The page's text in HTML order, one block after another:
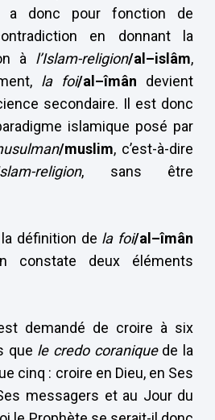
a donc pour fonction de
en donnant la
à l’Islam-religion/al–islâm,
la foi/al–îmân devient
secondaire. Il est donc
islamique posé par
/muslim, c’est-à-dire
religion, sans être
définition de la foi/al–îmân
constate deux éléments
demandé de croire à six
que le credo coraniquede la
cinq : croire en Dieu, en Ses
messagers et au Jour du